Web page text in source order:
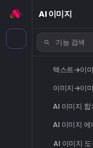
AI 이미지
텍스트→이
이미지→이
AI 이미지 합
AI 이미지 에
AI 이미지 도